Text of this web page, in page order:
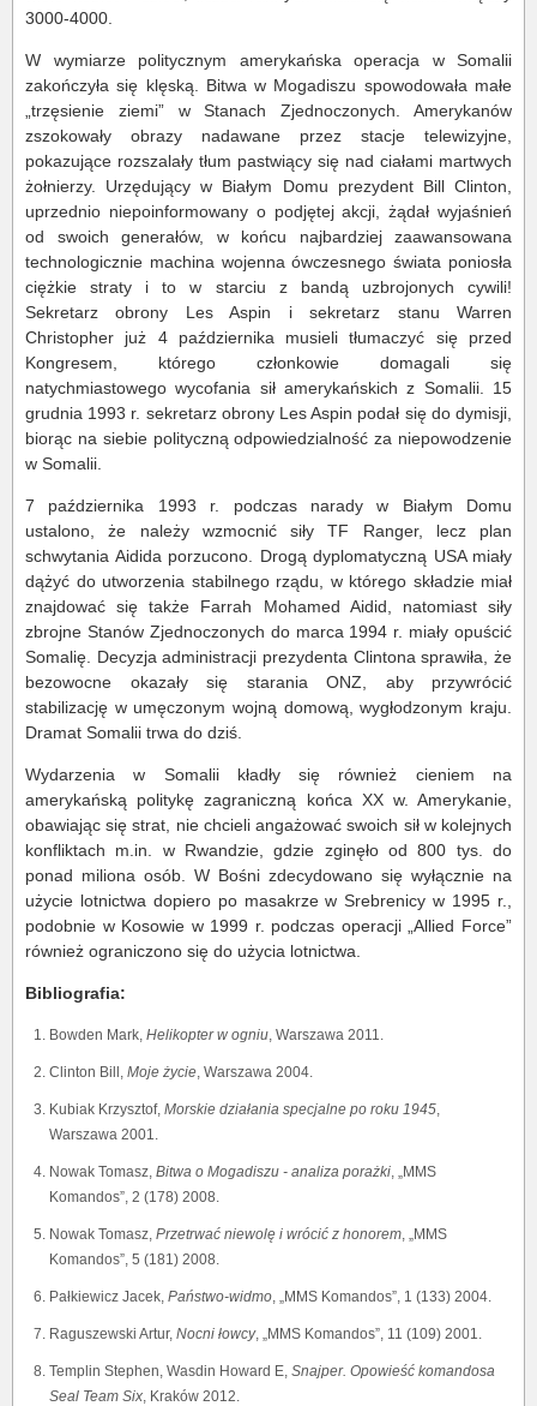
3000-4000.
W wymiarze politycznym amerykańska operacja w Somalii
zakończyła się klęską. Bitwa w Mogadiszu spowodowała małe
„trzęsienie ziemi” w Stanach Zjednoczonych. Amerykanów
zszokowały obrazy nadawane przez stacje telewizyjne,
pokazujące rozszalały tłum pastwiący się nad ciałami martwych
żołnierzy. Urzędujący w Białym Domu prezydent Bill Clinton,
uprzednio niepoinformowany o podjętej akcji, żądał wyjaśnień
od swoich generałów, w końcu najbardziej zaawansowana
technologicznie machina wojenna ówczesnego świata poniosła
ciężkie straty i to w starciu z bandą uzbrojonych cywili!
Sekretarz obrony Les Aspin i sekretarz stanu Warren
Christopher już 4 października musieli tłumaczyć się przed
Kongresem, którego członkowie domagali się
natychmiastowego wycofania sił amerykańskich z Somalii. 15
grudnia 1993 r. sekretarz obrony Les Aspin podał się do dymisji,
biorąc na siebie polityczną odpowiedzialność za niepowodzenie
w Somalii.
7 października 1993 r. podczas narady w Białym Domu
ustalono, że należy wzmocnić siły TF Ranger, lecz plan
schwytania Aidida porzucono. Drogą dyplomatyczną USA miały
dążyć do utworzenia stabilnego rządu, w którego składzie miał
znajdować się także Farrah Mohamed Aidid, natomiast siły
zbrojne Stanów Zjednoczonych do marca 1994 r. miały opuścić
Somalię. Decyzja administracji prezydenta Clintona sprawiła, że
bezowocne okazały się starania ONZ, aby przywrócić
stabilizację w umęczonym wojną domową, wygłodzonym kraju.
Dramat Somalii trwa do dziś.
Wydarzenia w Somalii kładły się również cieniem na
amerykańską politykę zagraniczną końca XX w. Amerykanie,
obawiając się strat, nie chcieli angażować swoich sił w kolejnych
konfliktach m.in. w Rwandzie, gdzie zginęło od 800 tys. do
ponad miliona osób. W Bośni zdecydowano się wyłącznie na
użycie lotnictwa dopiero po masakrze w Srebrenicy w 1995 r.,
podobnie w Kosowie w 1999 r. podczas operacji „Allied Force”
również ograniczono się do użycia lotnictwa.
Bibliografia:
Bowden Mark, Helikopter w ogniu, Warszawa 2011.
Clinton Bill, Moje życie, Warszawa 2004.
Kubiak Krzysztof, Morskie działania specjalne po roku 1945,
Warszawa 2001.
Nowak Tomasz, Bitwa o Mogadiszu - analiza porażki, „MMS
Komandos”, 2 (178) 2008.
Nowak Tomasz, Przetrwać niewolę i wrócić z honorem, „MMS
Komandos”, 5 (181) 2008.
Pałkiewicz Jacek, Państwo-widmo, „MMS Komandos”, 1 (133) 2004.
Raguszewski Artur, Nocni łowcy, „MMS Komandos”, 11 (109) 2001.
Templin Stephen, Wasdin Howard E, Snajper. Opowieść komandosa
Seal Team Six, Kraków 2012.